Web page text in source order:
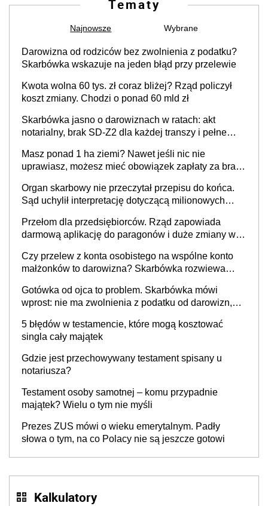
Tematy
Najnowsze Wybrane
Darowizna od rodziców bez zwolnienia z podatku?
Skarbówka wskazuje na jeden błąd przy przelewie
Kwota wolna 60 tys. zł coraz bliżej? Rząd policzył
koszt zmiany. Chodzi o ponad 60 mld zł
Skarbówka jasno o darowiznach w ratach: akt
notarialny, brak SD-Z2 dla każdej transzy i pełne
Masz ponad 1 ha ziemi? Nawet jeśli nic nie
uprawiasz, możesz mieć obowiązek zapłaty za brak
Organ skarbowy nie przeczytał przepisu do końca.
Sąd uchylił interpretację dotyczącą milionowych
Przełom dla przedsiębiorców. Rząd zapowiada
darmową aplikację do paragonów i duże zmiany w
Czy przelew z konta osobistego na wspólne konto
małżonków to darowizna? Skarbówka rozwiewa
Gotówka od ojca to problem. Skarbówka mówi
wprost: nie ma zwolnienia z podatku od darowizn,
obdarowanego
5 błędów w testamencie, które mogą kosztować
singla cały majątek
Gdzie jest przechowywany testament spisany u
notariusza?
Testament osoby samotnej – komu przypadnie
majątek? Wielu o tym nie myśli
Prezes ZUS mówi o wieku emerytalnym. Padły
słowa o tym, na co Polacy nie są jeszcze gotowi
Kalkulatory